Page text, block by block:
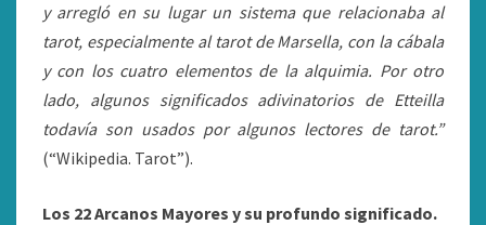
y arregló en su lugar un sistema que relacionaba al
tarot, especialmente al tarot de Marsella, con la cábala
y con los cuatro elementos de la alquimia. Por otro
lado, algunos significados adivinatorios de Etteilla
todavía son usados por algunos lectores de tarot.”
(“Wikipedia. Tarot”).
Los 22 Arcanos Mayores y su profundo significado.